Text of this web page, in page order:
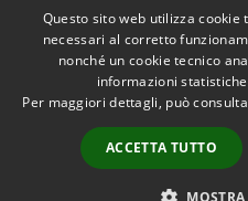
Accessibilità
Questo sito web utilizza
necessari al corretto
nonché un cookie tecnico
informazioni
Per maggiori dettagli, può
ACCETTA TUTTO